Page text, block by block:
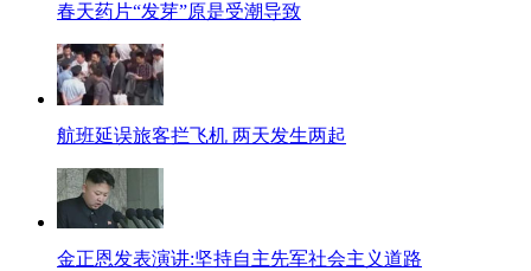
春天药片“发芽”原是受潮导致
航班延误旅客拦飞机 两天发生两起
金正恩发表演讲:坚持自主先军社会主义道路